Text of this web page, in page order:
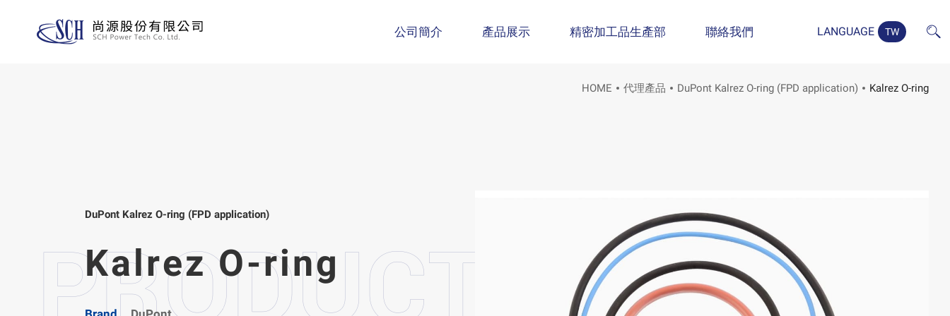
公司簡介 產品展示 精密加工品生產部 聯絡我們 LANGUAGE TW
HOME 代理產品 DuPont Kalrez O-ring (FPD application) Kalrez O-ring
DuPont Kalrez O-ring (FPD application)
Kalrez O-ring